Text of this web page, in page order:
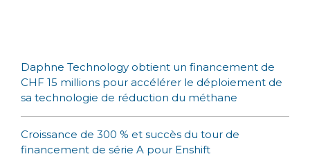
o
k
p
Daphne Technology obtient un financement de
CHF 15 millions pour accélérer le déploiement de
sa technologie de réduction du méthane
Croissance de 300 % et succès du tour de
financement de série A pour Enshift